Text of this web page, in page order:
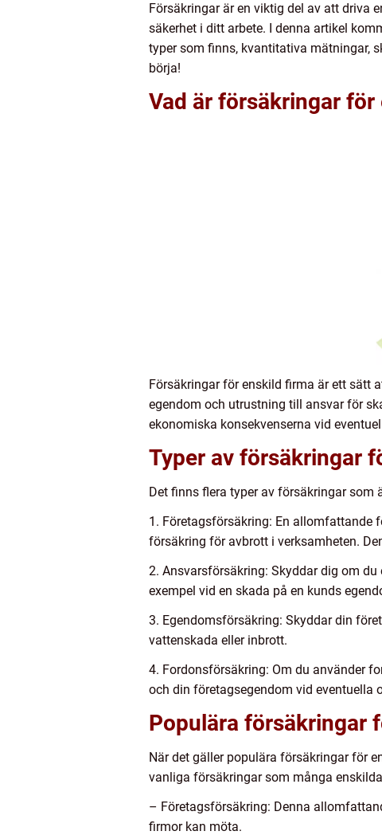
Försäkringar är en viktig del av att driva
säkerhet i ditt arbete. I denna artikel
typer som finns, kvantitativa mätningar,
börja!
Vad är försäkringar
Försäkringar för enskild firma är ett sätt
egendom och utrustning till ansvar för
ekonomiska konsekvenserna vid
Typer av försäkringar
Det finns flera typer av försäkringar som
1. Företagsförsäkring: En allomfattande
försäkring för avbrott i verksamheten.
2. Ansvarsförsäkring: Skyddar dig om
exempel vid en skada på en kunds
3. Egendomsförsäkring: Skyddar din
vattenskada eller inbrott.
4. Fordonsförsäkring: Om du använder
och din företagsegendom vid eventuella
Populära försäkringar
När det gäller populära försäkringar för
vanliga försäkringar som många
– Företagsförsäkring: Denna
firmor kan möta.